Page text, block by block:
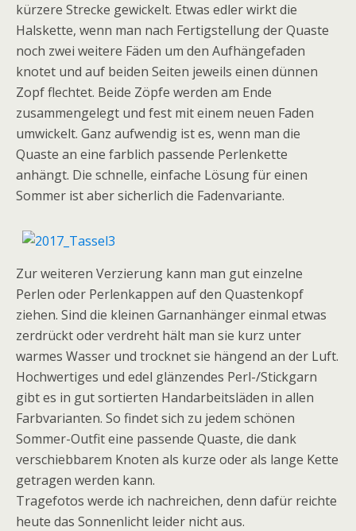
kürzere Strecke gewickelt. Etwas edler wirkt die
Halskette, wenn man nach Fertigstellung der Quaste
noch zwei weitere Fäden um den Aufhängefaden
knotet und auf beiden Seiten jeweils einen dünnen
Zopf flechtet. Beide Zöpfe werden am Ende
zusammengelegt und fest mit einem neuen Faden
umwickelt. Ganz aufwendig ist es, wenn man die
Quaste an eine farblich passende Perlenkette
anhängt. Die schnelle, einfache Lösung für einen
Sommer ist aber sicherlich die Fadenvariante.
Zur weiteren Verzierung kann man gut einzelne
Perlen oder Perlenkappen auf den Quastenkopf
ziehen. Sind die kleinen Garnanhänger einmal etwas
zerdrückt oder verdreht hält man sie kurz unter
warmes Wasser und trocknet sie hängend an der Luft.
Hochwertiges und edel glänzendes Perl-/Stickgarn
gibt es in gut sortierten Handarbeitsläden in allen
Farbvarianten. So findet sich zu jedem schönen
Sommer-Outfit eine passende Quaste, die dank
verschiebbarem Knoten als kurze oder als lange Kette
getragen werden kann.
Tragefotos werde ich nachreichen, denn dafür reichte
heute das Sonnenlicht leider nicht aus.